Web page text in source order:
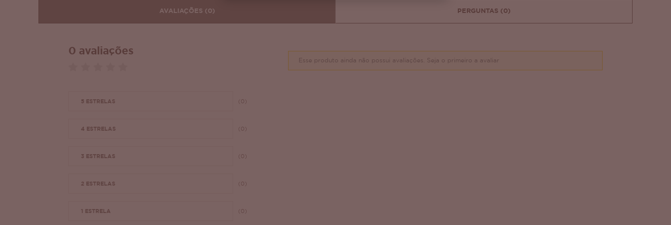
AVALIAÇÕES (0) PERGUNTAS (0)
0 avaliações
5 ESTRELAS (0)
4 ESTRELAS (0)
3 ESTRELAS (0)
2 ESTRELAS (0)
1 ESTRELA (0)
Esse produto ainda não possui avaliações. Seja o primeiro a avaliar